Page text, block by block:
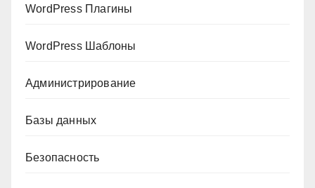
WordPress Плагины
WordPress Шаблоны
Администрирование
Базы данных
Безопасность